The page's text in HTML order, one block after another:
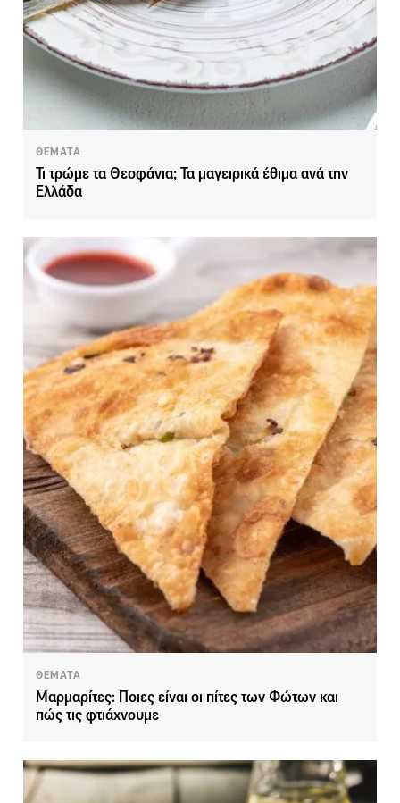
ΘΕΜΑΤΑ
Τι τρώμε τα Θεοφάνια; Τα μαγειρικά έθιμα ανά την
Ελλάδα
ΘΕΜΑΤΑ
Μαρμαρίτες: Ποιες είναι οι πίτες των Φώτων και
πώς τις φτιάχνουμε